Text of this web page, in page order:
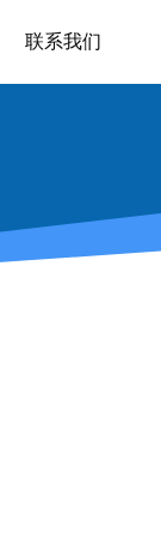
联系我们